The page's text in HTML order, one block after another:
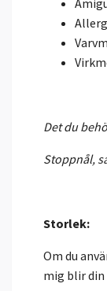
Det du
Stoppnål,
Storlek:
Om du
mig blir din